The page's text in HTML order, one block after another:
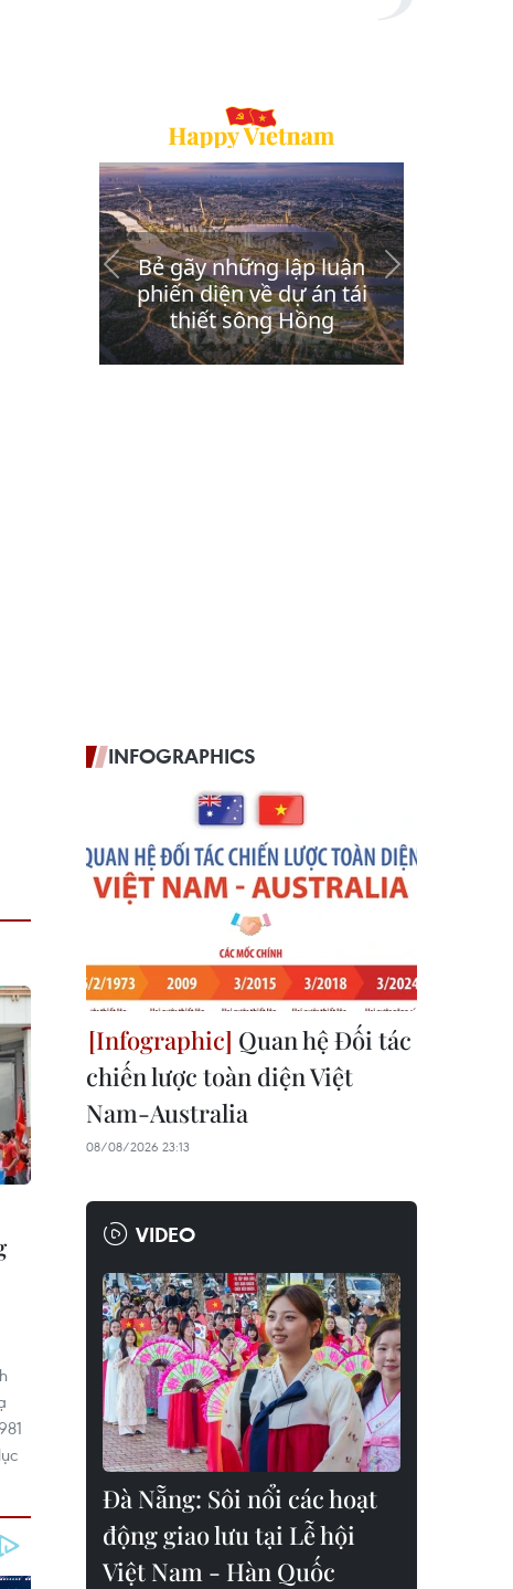
INFOGRAPHICS
Quan hệ Đối tác
chiến lược toàn diện Việt
Nam-Australia
08/08/2026 23:13
VIDEO
Đà Nẵng: Sôi nổi các hoạt
động giao lưu tại Lễ hội
Việt Nam - Hàn Quốc